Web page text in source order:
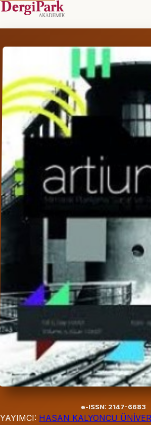
e-ISSN: 2147-6683
YAYIMCI: HASAN KALYONCU